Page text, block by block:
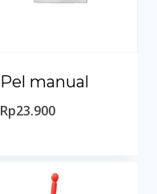
Pel manual
Rp23.900